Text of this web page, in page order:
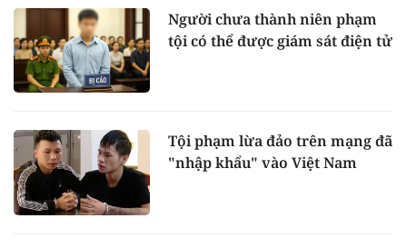
Người chưa thành niên phạm
tội có thể được giám sát điện tử
Tội phạm lừa đảo trên mạng đã
"nhập khẩu" vào Việt Nam